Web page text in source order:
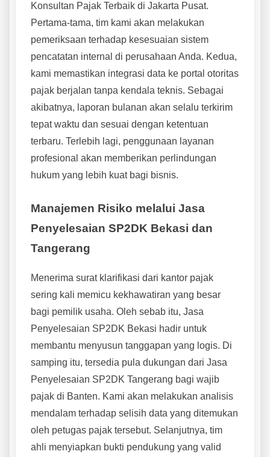
Konsultan Pajak Terbaik di Jakarta Pusat.
Pertama-tama, tim kami akan melakukan
pemeriksaan terhadap kesesuaian sistem
pencatatan internal di perusahaan Anda. Kedua,
kami memastikan integrasi data ke portal otoritas
pajak berjalan tanpa kendala teknis. Sebagai
akibatnya, laporan bulanan akan selalu terkirim
tepat waktu dan sesuai dengan ketentuan
terbaru. Terlebih lagi, penggunaan layanan
profesional akan memberikan perlindungan
hukum yang lebih kuat bagi bisnis.
Manajemen Risiko melalui Jasa
Penyelesaian SP2DK Bekasi dan
Tangerang
Menerima surat klarifikasi dari kantor pajak
sering kali memicu kekhawatiran yang besar
bagi pemilik usaha. Oleh sebab itu, Jasa
Penyelesaian SP2DK Bekasi hadir untuk
membantu menyusun tanggapan yang logis. Di
samping itu, tersedia pula dukungan dari Jasa
Penyelesaian SP2DK Tangerang bagi wajib
pajak di Banten. Kami akan melakukan analisis
mendalam terhadap selisih data yang ditemukan
oleh petugas pajak tersebut. Selanjutnya, tim
ahli menyiapkan bukti pendukung yang valid